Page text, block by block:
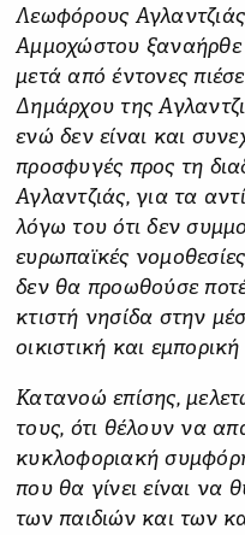
Λεωφόρους
Αμμοχώστου
μετά από έντονες
Δημάρχου της
ενώ δεν είναι και
προσφυγές προς τη
Αγλαντζιάς, για τα
λόγω του ότι δεν
ευρωπαϊκές
δεν θα προωθούσε
κτιστή νησίδα στην
οικιστική και
Κατανοώ επίσης,
τους, ότι θέλουν να
κυκλοφοριακή
που θα γίνει είναι να
των παιδιών και των